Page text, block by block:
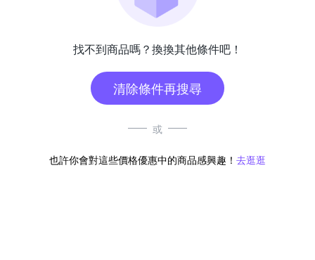
找不到商品嗎？換換其他條件吧！
清除條件再搜尋
或
也許你會對這些價格優惠中的商品感興趣！ 去逛逛